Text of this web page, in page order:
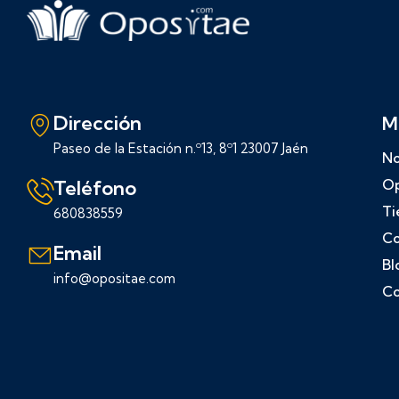
Dirección
Paseo de la Estación n.º13, 8º1 23007 Jaén
Teléfono
680838559
Email
info@opositae.com